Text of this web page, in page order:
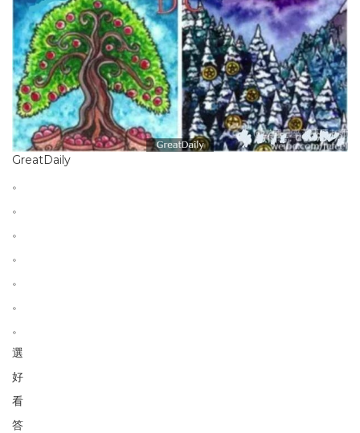
GreatDaily
。
。
。
。
。
。
。
選
好
看
答